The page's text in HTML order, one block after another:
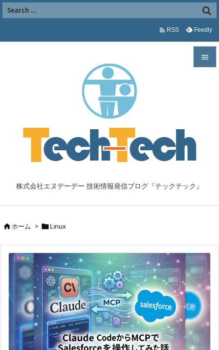
株式会社エヌデーデー 技術情報発信ブログ『テックテック』

 RSS Feedly
ホーム > Linux